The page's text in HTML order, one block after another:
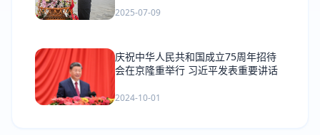
章
2025-07-09
庆祝中华人民共和国成立75周年招待
会在京隆重举行 习近平发表重要讲话
2024-10-01